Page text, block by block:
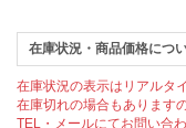
在庫状況・商品価格につ
在庫状況の表示はリアルタ
在庫切れの場合もあります
TEL・メールにてお問い合